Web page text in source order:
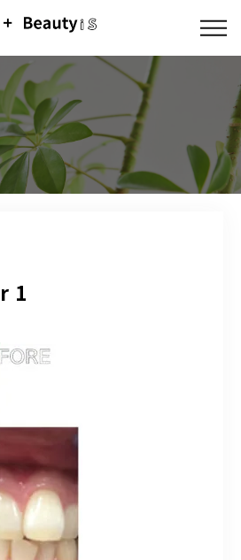
1
ABOUT US
FLOW
MENU
ACCESS
Q & A
9859-5917
：00～21：00
：00～20：00
00～20：00（不定休）